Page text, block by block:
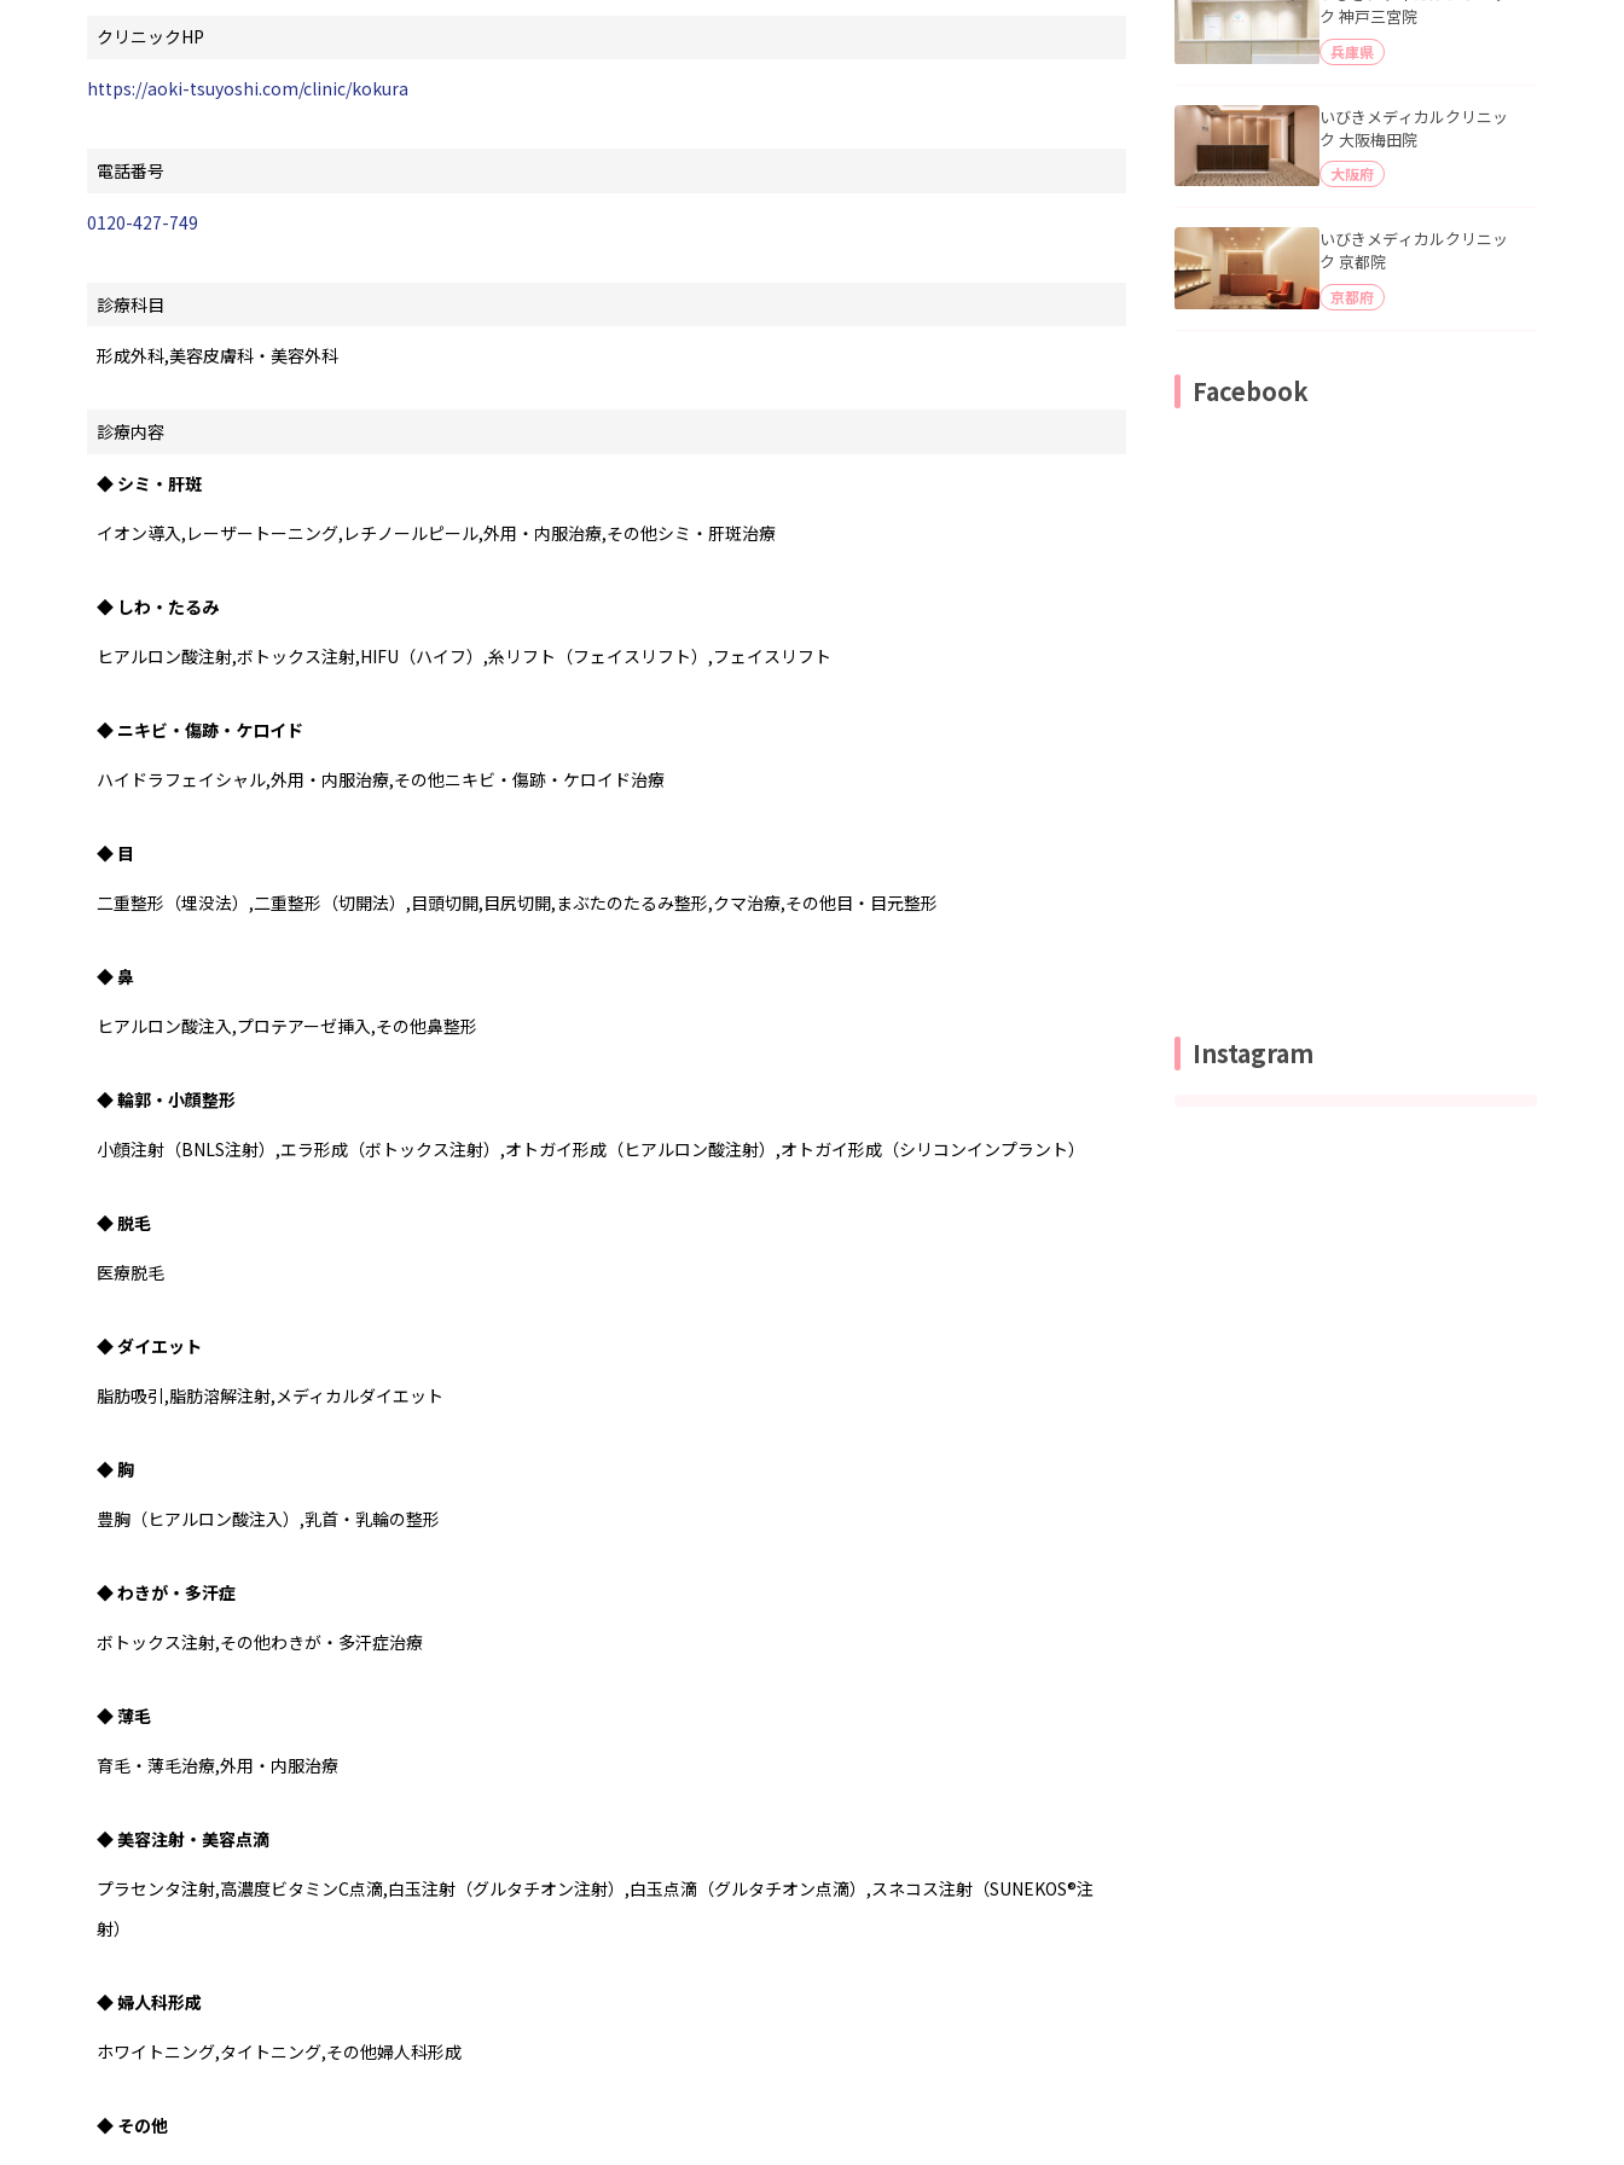
クリニックHP
https://aoki-tsuyoshi.com/clinic/kokura
電話番号
0120-427-749
診療科目
形成外科,美容皮膚科・美容外科
診療内容
◆ シミ・肝斑
イオン導入,レーザートーニング,レチノールピール,外用・内服治療,その他シミ・肝斑治療
◆ しわ・たるみ
ヒアルロン酸注射,ボトックス注射,HIFU（ハイフ）,糸リフト（フェイスリフト）,フェイスリフト
◆ ニキビ・傷跡・ケロイド
ハイドラフェイシャル,外用・内服治療,その他ニキビ・傷跡・ケロイド治療
◆ 目
二重整形（埋没法）,二重整形（切開法）,目頭切開,目尻切開,まぶたのたるみ整形,クマ治療,その他目・目元整形
◆ 鼻
ヒアルロン酸注入,プロテアーゼ挿入,その他鼻整形
◆ 輪郭・小顔整形
小顔注射（BNLS注射）,エラ形成（ボトックス注射）,オトガイ形成（ヒアルロン酸注射）,オトガイ形成（シリコンインプラント）
◆ 脱毛
医療脱毛
◆ ダイエット
脂肪吸引,脂肪溶解注射,メディカルダイエット
◆ 胸
豊胸（ヒアルロン酸注入）,乳首・乳輪の整形
◆ わきが・多汗症
ボトックス注射,その他わきが・多汗症治療
◆ 薄毛
育毛・薄毛治療,外用・内服治療
◆ 美容注射・美容点滴
プラセンタ注射,高濃度ビタミンC点滴,白玉注射（グルタチオン注射）,白玉点滴（グルタチオン点滴）,スネコス注射（SUNEKOS®注
射）
◆ 婦人科形成
ホワイトニング,タイトニング,その他婦人科形成
◆ その他
ク 神戸三宮院
兵庫県
いびきメディカルクリニッ
ク 大阪梅田院
大阪府
いびきメディカルクリニッ
ク 京都院
京都府
Facebook
Instagram